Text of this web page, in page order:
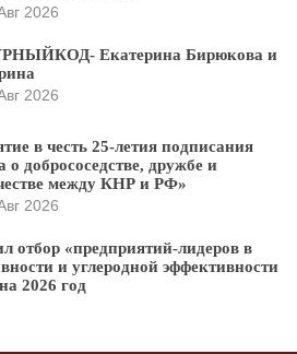
2026
Екатерина Бирюкова и
2026
в честь 25-летия подписания
о добрососедстве, дружбе и
между КНР и РФ»
2026
отбор «предприятий-лидеров в
и углеродной эффективности
2026 год